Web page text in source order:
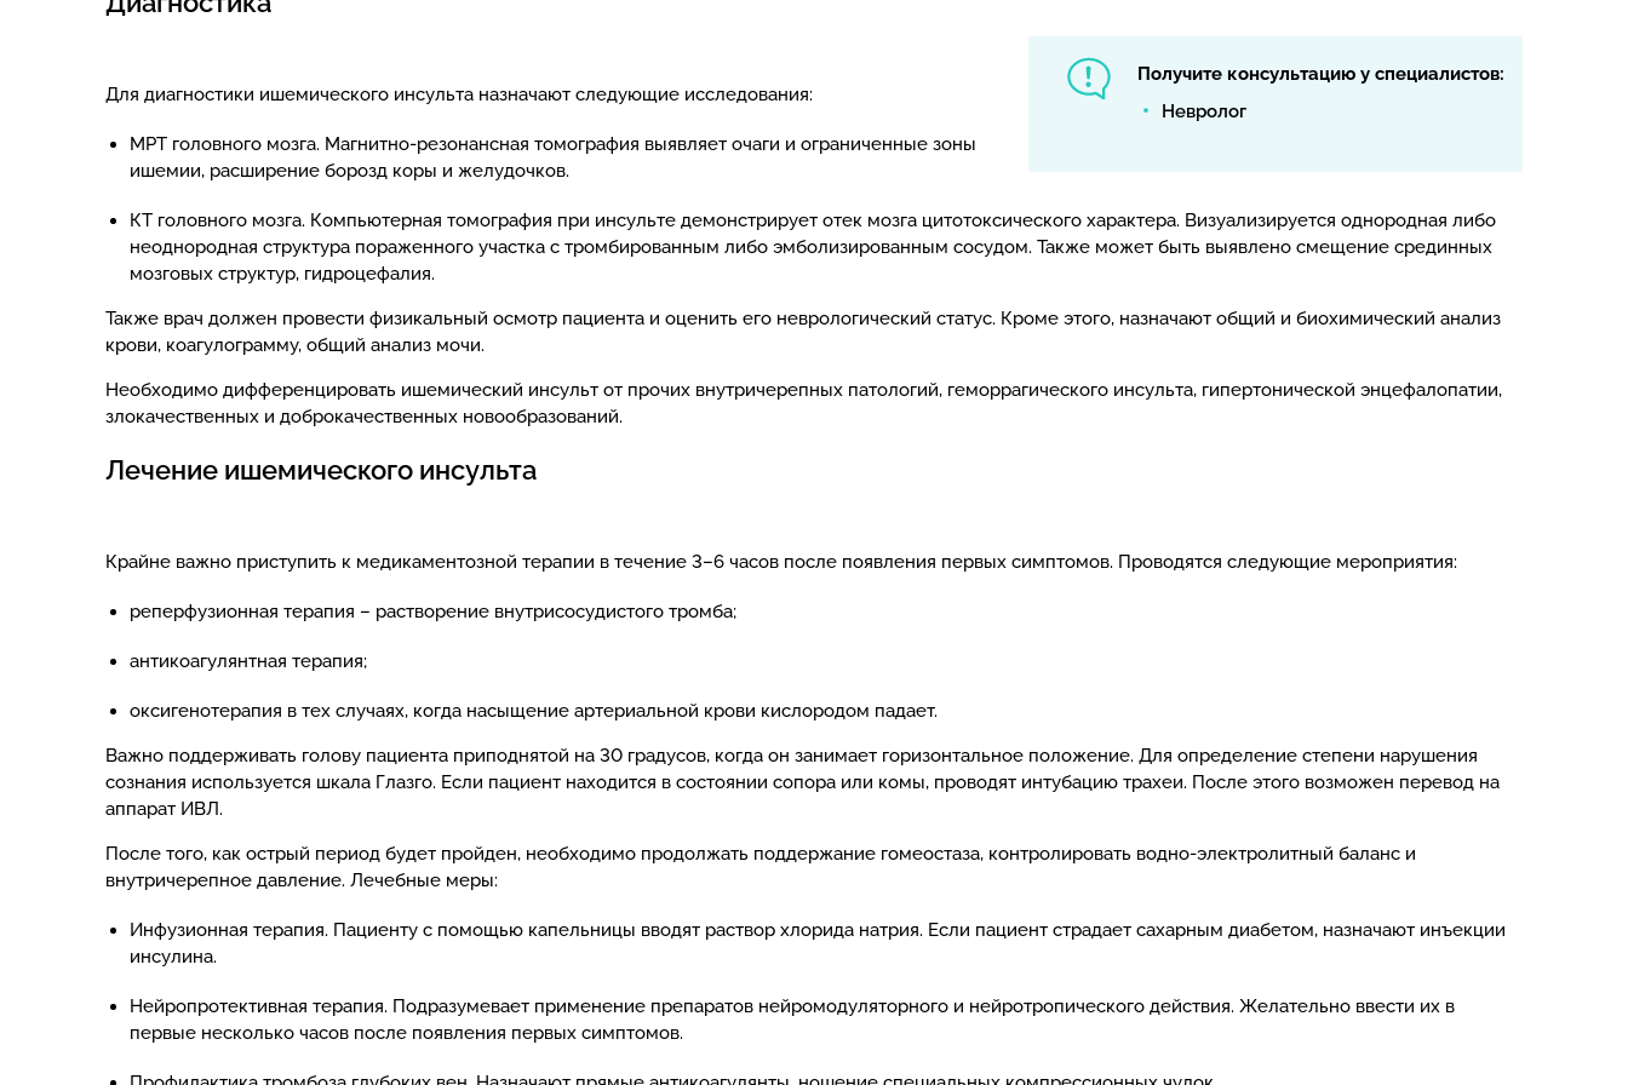
Получите консультацию у специалистов:
Невролог
Для диагностики ишемического инсульта назначают следующие исследования:
МРТ головного мозга. Магнитно-резонансная томография выявляет очаги и ограниченные зоны
ишемии, расширение борозд коры и желудочков.
КТ головного мозга. Компьютерная томография при инсульте демонстрирует отек мозга цитотоксического характера. Визуализируется однородная либо
неоднородная структура пораженного участка с тромбированным либо эмболизированным сосудом. Также может быть выявлено смещение срединных
мозговых структур, гидроцефалия.
Также врач должен провести физикальный осмотр пациента и оценить его неврологический статус. Кроме этого, назначают общий и биохимический анализ
крови, коагулограмму, общий анализ мочи.
Необходимо дифференцировать ишемический инсульт от прочих внутричерепных патологий, геморрагического инсульта, гипертонической энцефалопатии,
злокачественных и доброкачественных новообразований.
Лечение ишемического инсульта
Крайне важно приступить к медикаментозной терапии в течение 3–6 часов после появления первых симптомов. Проводятся следующие мероприятия:
реперфузионная терапия – растворение внутрисосудистого тромба;
антикоагулянтная терапия;
оксигенотерапия в тех случаях, когда насыщение артериальной крови кислородом падает.
Важно поддерживать голову пациента приподнятой на 30 градусов, когда он занимает горизонтальное положение. Для определение степени нарушения
сознания используется шкала Глазго. Если пациент находится в состоянии сопора или комы, проводят интубацию трахеи. После этого возможен перевод на
аппарат ИВЛ.
После того, как острый период будет пройден, необходимо продолжать поддержание гомеостаза, контролировать водно-электролитный баланс и
внутричерепное давление. Лечебные меры:
Инфузионная терапия. Пациенту с помощью капельницы вводят раствор хлорида натрия. Если пациент страдает сахарным диабетом, назначают инъекции
инсулина.
Нейропротективная терапия. Подразумевает применение препаратов нейромодуляторного и нейротропического действия. Желательно ввести их в
первые несколько часов после появления первых симптомов.